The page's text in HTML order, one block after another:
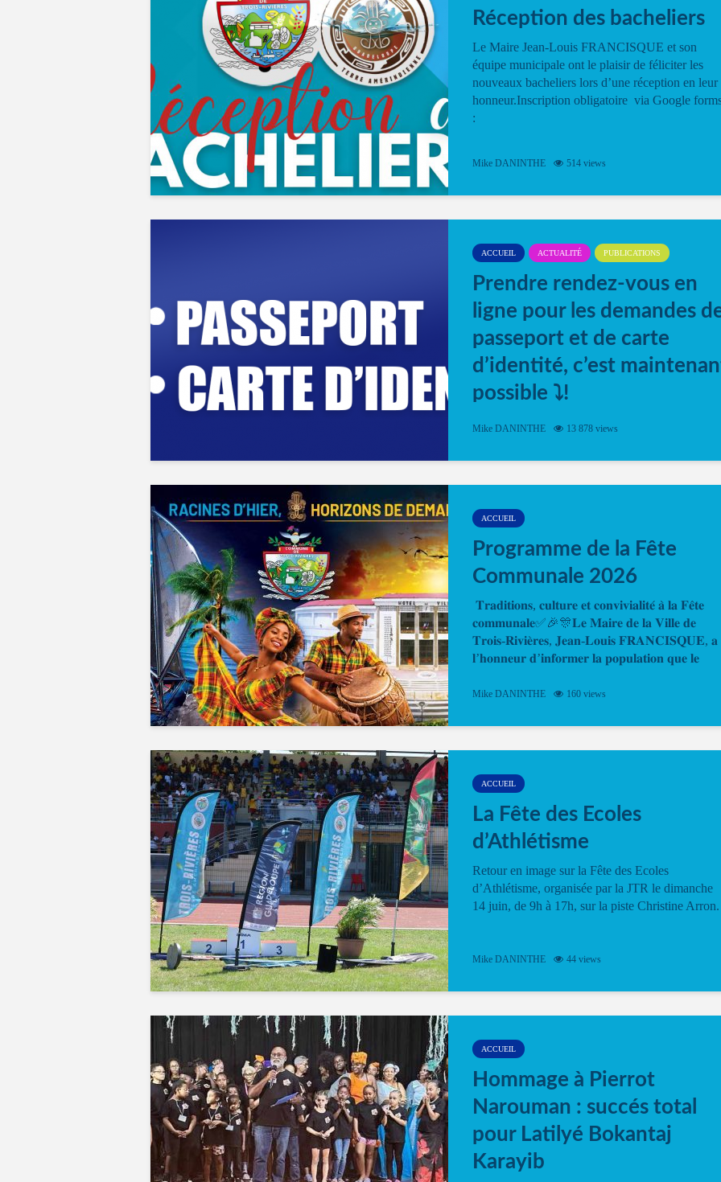
Réception des bacheliers
Le Maire Jean-Louis FRANCISQUE et son
équipe municipale ont le plaisir de féliciter les
nouveaux bacheliers lors d’une réception en leur
honneur.Inscription obligatoire via Google
:
Mike DANINTHE 514 views
ACCUEIL ACTUALITÉ PUBLICATIONS
Prendre rendez-vous en
ligne pour les demandes
passeport et de carte
d’identité, c’est
possible ⤵️!
Désormais, il est possible de prendre rendez-vous
Mike DANINTHE 13 878 views
ACCUEIL
Programme de la Fête
Communale 2026
𝐓𝐫𝐚𝐝𝐢𝐭𝐢𝐨𝐧𝐬, 𝐜𝐮𝐥𝐭𝐮𝐫𝐞 𝐞𝐭 𝐜𝐨𝐧𝐯𝐢𝐯𝐢𝐚𝐥𝐢𝐭𝐞́ 𝐚̀ 𝐥𝐚 𝐅𝐞̂𝐭𝐞
𝐜𝐨𝐦𝐦𝐮𝐧𝐚𝐥𝐞✅🎉🎊𝐋𝐞 𝐌𝐚𝐢𝐫𝐞 𝐝𝐞 𝐥𝐚 𝐕𝐢𝐥𝐥𝐞 𝐝𝐞
𝐓𝐫𝐨𝐢𝐬-𝐑𝐢𝐯𝐢𝐞̀𝐫𝐞𝐬, 𝐉𝐞𝐚𝐧-𝐋𝐨𝐮𝐢𝐬 𝐅𝐑𝐀𝐍𝐂𝐈𝐒𝐐𝐔𝐄, 𝐚
𝐥’𝐡𝐨𝐧𝐧𝐞𝐮𝐫 𝐝’𝐢𝐧𝐟𝐨𝐫𝐦𝐞𝐫 𝐥𝐚 𝐩𝐨𝐩𝐮𝐥𝐚𝐭𝐢𝐨𝐧 𝐪𝐮𝐞 𝐥𝐞
Mike DANINTHE 160 views
ACCUEIL
La Fête des Ecoles
d’Athlétisme
Retour en image sur la Fête des Ecoles
d’Athlétisme, organisée par la JTR le dimanche
14 juin, de 9h à 17h, sur la piste Christine Arron.
Mike DANINTHE 44 views
ACCUEIL
Hommage à Pierrot
Narouman : succés total
pour Latilyé Bokantaj
Karayib